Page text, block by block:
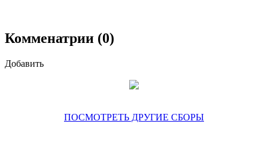
Комменатрии (0)
Добавить
ПОСМОТРЕТЬ ДРУГИЕ СБОРЫ